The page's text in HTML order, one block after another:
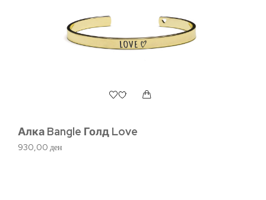
Алка Bangle Голд Love
930,00 ден